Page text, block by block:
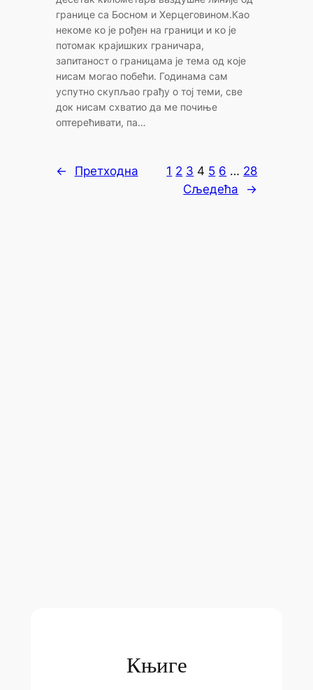
границе са Босном и Херцеговином.Као
некоме ко је рођен на граници и ко је
потомак крајишких граничара,
запитаност о границама је тема од које
нисам могао побећи. Годинама сам
успутно скупљао грађу о тој теми, све
док нисам схватио да ме почиње
оптерећивати, па…
← Претходна 1 2 3 4 5 6 … 28
Сљедећа
→
Књиге